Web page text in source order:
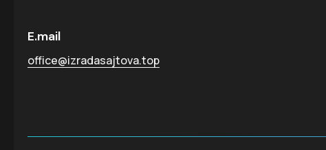
E.mail
office@izradasajtova.top